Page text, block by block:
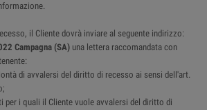
il Cliente dovrà inviare al seguente indirizzo:
Campagna (SA) una lettera raccomandata con
di avvalersi del diritto di recesso ai sensi dell'art.
per i quali il Cliente vuole avvalersi del diritto di